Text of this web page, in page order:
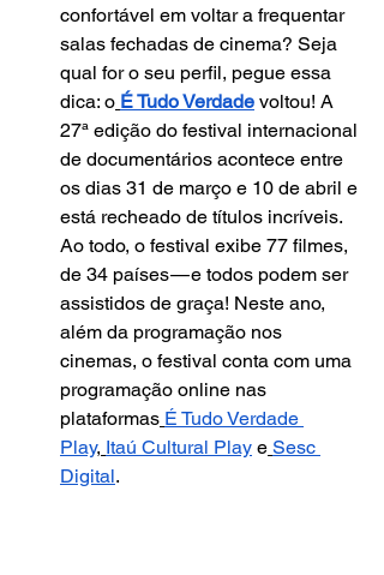
confortável em voltar a frequentar
salas fechadas de cinema? Seja
qual for o seu perfil, pegue essa
dica: o É Tudo Verdade voltou! A
27ª edição do festival internacional
de documentários acontece entre
os dias 31 de março e 10 de abril e
está recheado de títulos incríveis.
Ao todo, o festival exibe 77 filmes,
de 34 países — e todos podem ser
assistidos de graça! Neste ano,
além da programação nos
cinemas, o festival conta com uma
programação online nas
plataformas É Tudo Verdade
Play, Itaú Cultural Play e Sesc
Digital.